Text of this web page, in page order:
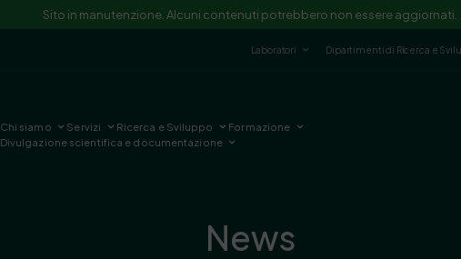
Sito in manutenzione. Alcuni contenuti potrebbero non essere aggiornati.
Laboratori Dipartimenti di Ricerca e
Chi siamo Servizi Ricerca e Sviluppo
Formazione
Divulgazione scientifica e documentazione
News